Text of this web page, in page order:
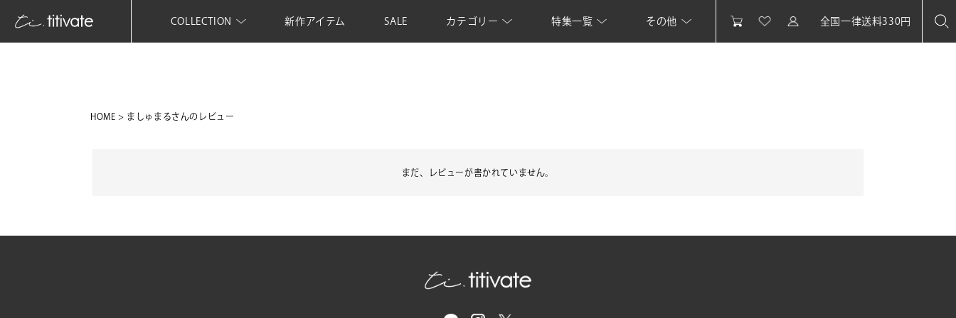
COLLECTION 新作アイテム SALE カテゴリー 特集一覧 その他 全国一律送料330円
HOME ましゅまるさんのレビュー
まだ、レビューが書かれていません。